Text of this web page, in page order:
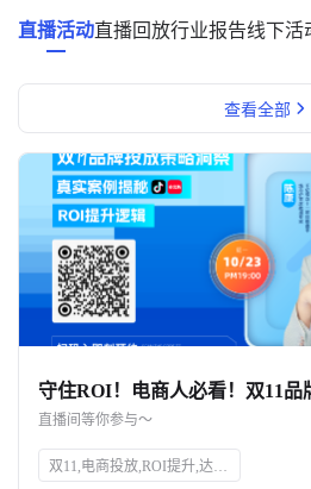
消费者说
解决方案
金融市场解决方案
电商解决方案
资源中心
新闻中心
活动中心
关于我们
公司介绍
直播活动直播回放行业报告线下活
查看全部
守住ROI！电商人必看！双11品
直播间等你参与～
双11,电商投放,ROI提升,达人筛选,预算控制,品牌策略,抖、红平台,炼丹炉大数据,知衣科技,AI科技